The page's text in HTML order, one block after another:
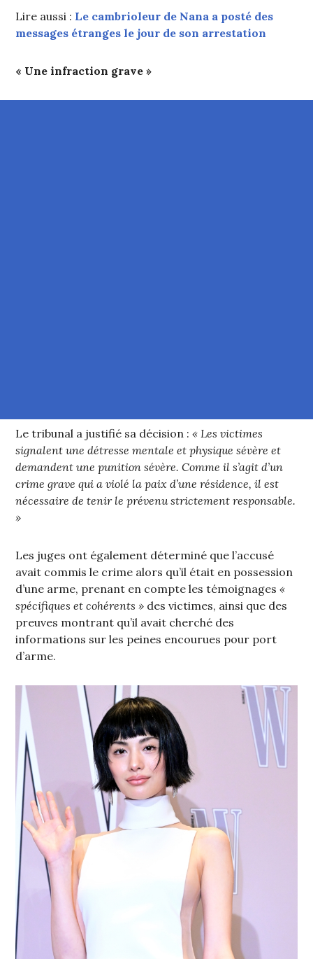
Lire aussi : Le cambrioleur de Nana a posté des
messages étranges le jour de son arrestation
« Une infraction grave »
Le tribunal a justifié sa décision :« Les victimes
signalent une détresse mentale et physique sévère et
demandent une punition sévère. Comme il s’agit d’un
crime grave qui a violé la paix d’une résidence, il est
nécessaire de tenir le prévenu strictement responsable.
»
Les juges ont également déterminé que l’accusé
avait commis le crime alors qu’il était en possession
d’une arme, prenant en compte les témoignages«
spécifiques et cohérents » des victimes, ainsi que des
preuves montrant qu’il avait cherché des
informations sur les peines encourues pour port
d’arme.